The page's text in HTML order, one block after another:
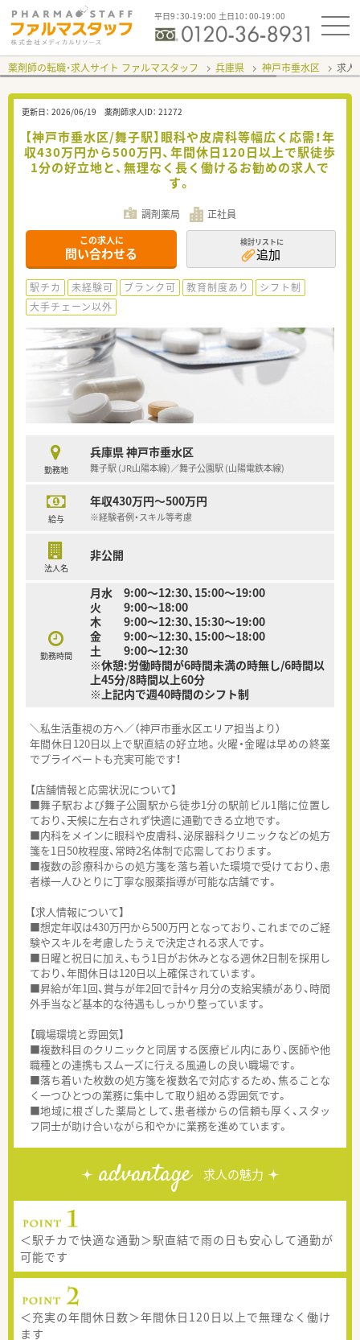
平日9：30-19：00 土日10：00-19：00
薬剤師の転職・求人サイト ファルマスタッフ 兵庫県 神戸市垂水区 求人
更新日： 2026/06/19 薬剤師求人ID： 21272
【神戸市垂水区/舞子駅】眼科や皮膚科等幅広く応需！年
収430万円から500万円、年間休日120日以上で駅徒歩
1分の好立地と、無理なく長く働けるお勧めの求人で
す。
調剤薬局 正社員
この求人に
問い合わせる
検討リストに
追加
駅チカ 未経験可 ブランク可 教育制度あり
シフト制
大手チェーン以外
勤務地
兵庫県 神戸市垂水区
舞子駅 (JR山陽本線)／舞子公園駅 (山陽電鉄本線)
給与
年収430万円～500万円
※経験者例・スキル等考慮
法人名
非公開
勤務時間
月水 9:00～12:30、15:00～19:00
火 9:00～18:00
木 9:00～12:30、15:30～19:00
金 9:00～12:30、15:00～18:00
土 9:00～12:30
※休憩:労働時間が6時間未満の時無し/6時間以
上45分/8時間以上60分
※上記内で週40時間のシフト制
＼私生活重視の方へ／（神戸市垂水区エリア担当より）
年間休日120日以上で駅直結の好立地。火曜・金曜は早めの終業
でプライベートも充実可能です！
【店舗情報と応需状況について】
■舞子駅および舞子公園駅から徒歩1分の駅前ビル1階に位置し
ており、天候に左右されず快適に通勤できる立地です。
■内科をメインに眼科や皮膚科、泌尿器科クリニックなどの処方
箋を1日50枚程度、常時2名体制で応需しております。
■複数の診療科からの処方箋を落ち着いた環境で受けており、患
者様一人ひとりに丁寧な服薬指導が可能な店舗です。
【求人情報について】
■想定年収は430万円から500万円となっており、これまでのご経
験やスキルを考慮したうえで決定される求人です。
■日曜と祝日に加え、もう1日がお休みとなる週休2日制を採用し
ており、年間休日は120日以上確保されています。
■昇給が年1回、賞与が年2回で計4ヶ月分の支給実績があり、時間
外手当など基本的な待遇もしっかり整っています。
【職場環境と雰囲気】
■複数科目のクリニックと同居する医療ビル内にあり、医師や他
職種との連携もスムーズに行える風通しの良い職場です。
■落ち着いた枚数の処方箋を複数名で対応するため、焦ることな
く一つひとつの業務に集中して取り組める雰囲気です。
■地域に根ざした薬局として、患者様からの信頼も厚く、スタッ
フ同士が助け合いながら和やかに業務を進めています。
advantage 求人の魅力
＜駅チカで快適な通勤＞駅直結で雨の日も安心して通勤が
可能です
＜充実の年間休日数＞年間休日120日以上で無理なく働け
ます